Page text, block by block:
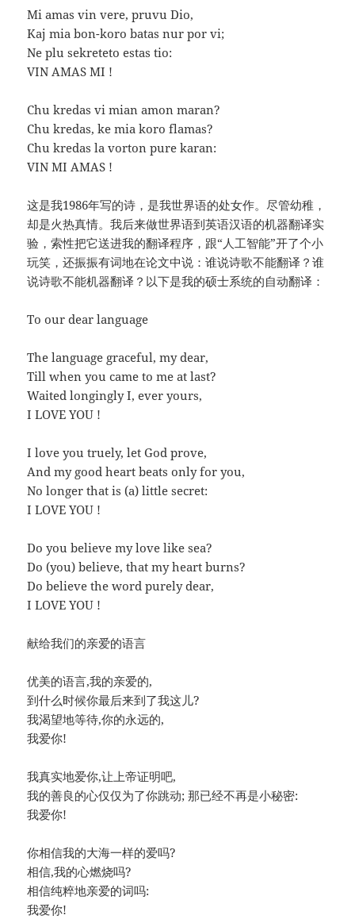
Mi amas vin vere, pruvu Dio,
Kaj mia bon-koro batas nur por vi;
Ne plu sekreteto estas tio:
VIN AMAS MI !
Chu kredas vi mian amon maran?
Chu kredas, ke mia koro flamas?
Chu kredas la vorton pure karan:
VIN MI AMAS !
这是我1986年写的诗，是我世界语的处女作。尽管幼稚，
却是火热真情。我后来做世界语到英语汉语的机器翻译实
验，索性把它送进我的翻译程序，跟“人工智能”开了个小
玩笑，还振振有词地在论文中说：谁说诗歌不能翻译？谁
说诗歌不能机器翻译？以下是我的硕士系统的自动翻译：
To our dear language
The language graceful, my dear,
Till when you came to me at last?
Waited longingly I, ever yours,
I LOVE YOU !
I love you truely, let God prove,
And my good heart beats only for you,
No longer that is (a) little secret:
I LOVE YOU !
Do you believe my love like sea?
Do (you) believe, that my heart burns?
Do believe the word purely dear,
I LOVE YOU !
献给我们的亲爱的语言
优美的语言,我的亲爱的,
到什么时候你最后来到了我这儿?
我渴望地等待,你的永远的,
我爱你!
我真实地爱你,让上帝证明吧,
我的善良的心仅仅为了你跳动; 那已经不再是小秘密:
我爱你!
你相信我的大海一样的爱吗?
相信,我的心燃烧吗?
相信纯粹地亲爱的词吗:
我爱你!